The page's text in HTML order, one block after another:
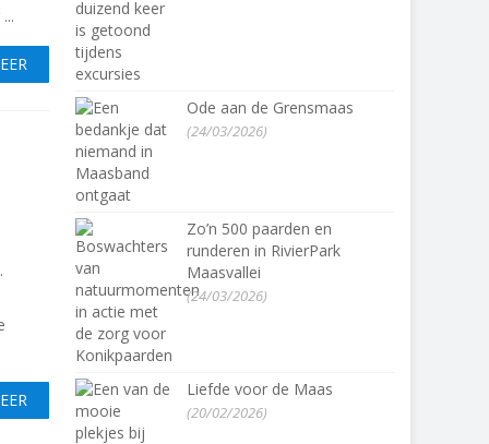
Ode aan de Grensmaas
(24/03/2026)
Zo’n 500 paarden en
runderen in RivierPark
Maasvallei
(24/03/2026)
Liefde voor de Maas
(20/02/2026)